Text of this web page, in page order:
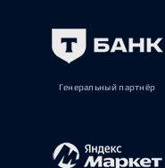
Генеральный партнёр